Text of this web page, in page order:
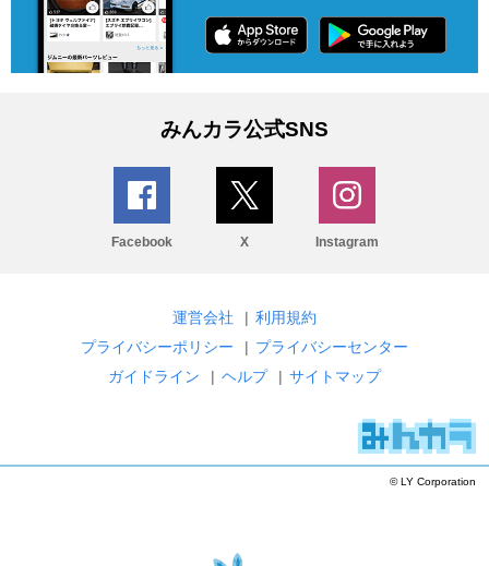
みんカラ公式SNS
Facebook X Instagram
運営会社 | 利用規約
プライバシーポリシー
| プライバシーセンター
ガイドライン
| ヘルプ | サイトマップ
© LY Corporation